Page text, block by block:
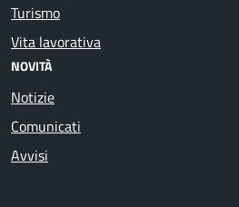
Turismo
Vita lavorativa
NOVITÀ
Notizie
Comunicati
Avvisi